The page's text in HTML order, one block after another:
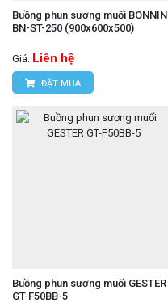
Buồng phun sương muối BONNIN
BN-ST-250 (900x600x500)
Giá: Liên hệ
ĐẶT MUA
Buồng phun sương muối GESTER
GT-F50BB-5